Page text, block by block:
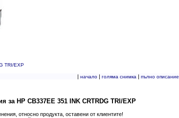
TRI/EXP
| начало| голяма снимка | пълно описание
за HP CB337EE 351 INK CRTRDG TRI/EXP
относно продукта, оставени от клиентите!